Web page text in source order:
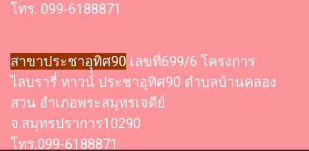
โทร. 099-6188871
สาขาประชาอุุทิศ90 เลขที่699/6 โครงการ
ไลบรารี่ ทาวน์ ประชาอุทิศ90 ตำบลบ้านคลอง
สวน อำเภอพระสมุทรเจดีย์
จ.สมุทรปราการ10290
โทร.099-6188871